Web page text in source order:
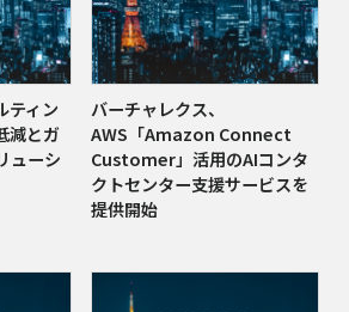
ティン
減とガ
ューシ
バーチャレクス、
AWS「Amazon Connect
Customer」活用のAIコンタ
クトセンター支援サービスを
提供開始